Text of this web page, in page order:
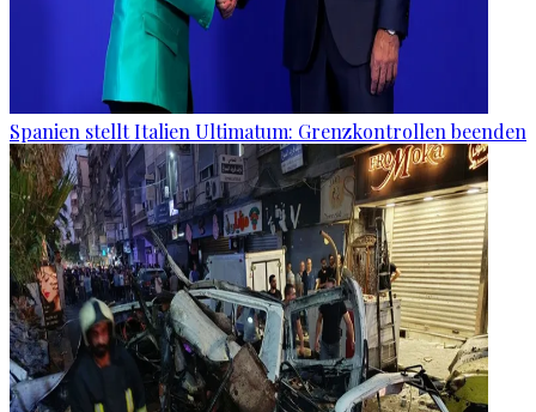
Spanien stellt Italien Ultimatum: Grenzkontrollen beenden